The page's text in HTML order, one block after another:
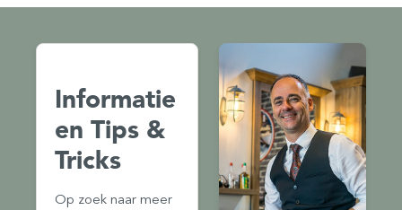
Informatie
en Tips &
Tricks
Op zoek naar meer